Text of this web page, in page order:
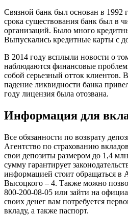
Связной банк был основан в 1992
срока существования банк был в
организаций. Было много
Выпускались кредитные карты с
В 2014 году всплыли новости о
наблюдаются финансовые
собой серьезный отток клиентов.
падение ликвидности банка
году лицензия была отозвана.
Информация для
Все обязанности по возврату
Агентство по страхованию
свои депозиты размером до 1,4
сумму гарантирует
информацией стоит обращаться в
Высоцкого – 4. Также можно
800-200-08-05 или зайти на
своих денег вам потребуется
вкладу, а также паспорт.